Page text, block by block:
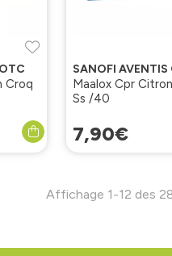
Croq
SANOFI AVENTIS
Maalox Cpr Citron
Ss /40
7,90€
Affichage 1-12 des